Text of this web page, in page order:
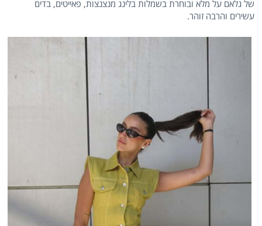
של גלאם על מלא ובוחרת בשמלות בלינג מנצנצות, פאייטים, בדים
עשירים והרבה זוהר.